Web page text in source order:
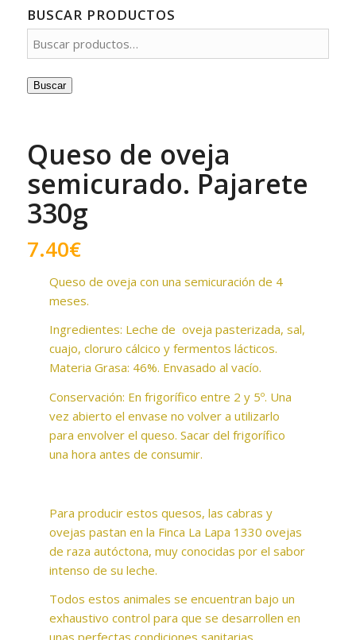
BUSCAR PRODUCTOS
Buscar
Queso de oveja
semicurado. Pajarete
330g
7.40€
Queso de oveja con una semicuración de 4
meses.
Ingredientes: Leche de oveja pasterizada, sal,
cuajo, cloruro cálcico y fermentos lácticos.
Materia Grasa: 46%. Envasado al vacío.
Conservación: En frigorífico entre 2 y 5º. Una
vez abierto el envase no volver a utilizarlo
para envolver el queso. Sacar del frigorífico
una hora antes de consumir.
Para producir estos quesos, las cabras y
ovejas pastan en la Finca La Lapa 1330 ovejas
de raza autóctona, muy conocidas por el sabor
intenso de su leche.
Todos estos animales se encuentran bajo un
exhaustivo control para que se desarrollen en